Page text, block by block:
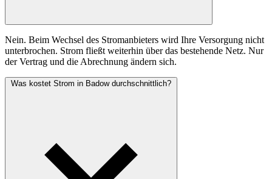
Nein. Beim Wechsel des Stromanbieters wird Ihre Versorgung nicht
unterbrochen. Strom fließt weiterhin über das bestehende Netz. Nur
der Vertrag und die Abrechnung ändern sich.
Was kostet Strom in Badow durchschnittlich?